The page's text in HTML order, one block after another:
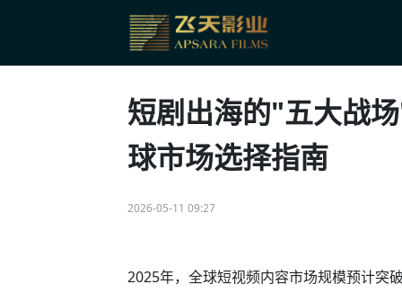
短剧出海的"五大战
球市场选择指南
2026-05-11 09:27
2025年，全球短视频内容市场规模预计突